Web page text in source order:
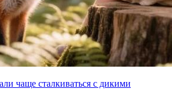
чаще сталкиваться с дикими